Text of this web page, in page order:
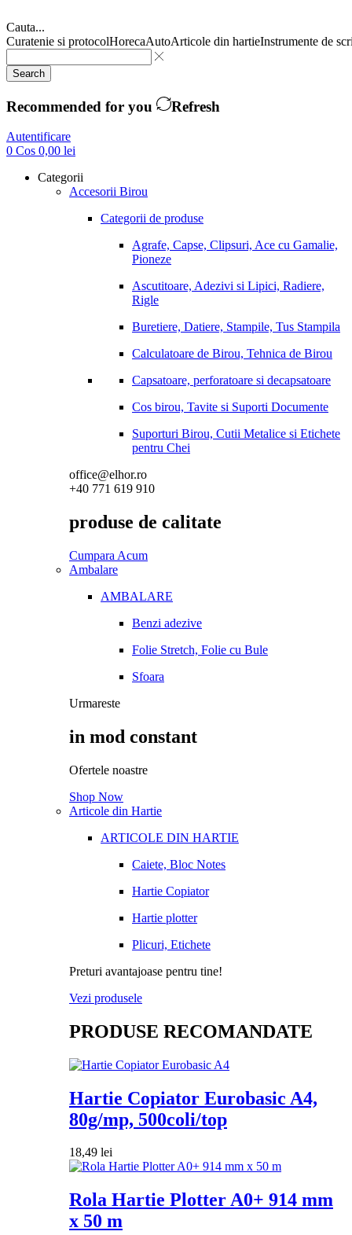
Cauta...
Curatenie si protocolHorecaAutoArticole din hartieInstrumente de
Search
Recommended for you Refresh
Autentificare
0 Cos 0,00 lei
Categorii
Accesorii Birou
Categorii de produse
Agrafe, Capse, Clipsuri, Ace cu Gamalie,
Pioneze
Ascutitoare, Adezivi si Lipici, Radiere,
Rigle
Buretiere, Datiere, Stampile, Tus Stampila
Calculatoare de Birou, Tehnica de Birou
Capsatoare, perforatoare si decapsatoare
Cos birou, Tavite si Suporti Documente
Suporturi Birou, Cutii Metalice si Etichete
pentru Chei
office@elhor.ro
+40 771 619 910
produse de calitate
Cumpara Acum
Ambalare
AMBALARE
Benzi adezive
Folie Stretch, Folie cu Bule
Sfoara
Urmareste
in mod constant
Ofertele noastre
Shop Now
Articole din Hartie
ARTICOLE DIN HARTIE
Caiete, Bloc Notes
Hartie Copiator
Hartie plotter
Plicuri, Etichete
Preturi avantajoase pentru tine!
Vezi produsele
PRODUSE RECOMANDATE
Hartie Copiator Eurobasic A4,
80g/mp, 500coli/top
18,49 lei
Rola Hartie Plotter A0+ 914 mm
x 50 m